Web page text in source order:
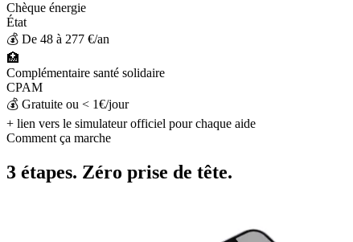
Chèque énergie
État
💰 De 48 à 277 €/an
🏥
Complémentaire santé solidaire
CPAM
💰 Gratuite ou < 1€/jour
+ lien vers le simulateur officiel pour chaque aide
Comment ça marche
3 étapes. Zéro prise de tête.